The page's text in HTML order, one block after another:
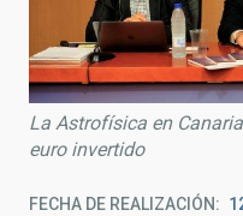
La Astrofísica en
euro invertido
FECHA DE REALIZACIÓN